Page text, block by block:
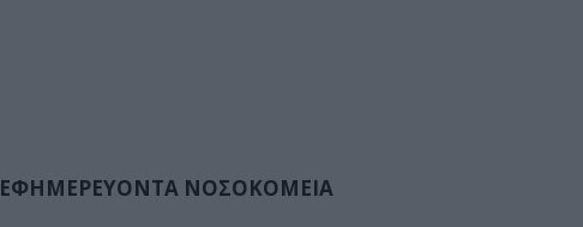
ΕΦΗΜΕΡΕΥΟΝΤΑ ΝΟΣΟΚΟΜΕΙΑ